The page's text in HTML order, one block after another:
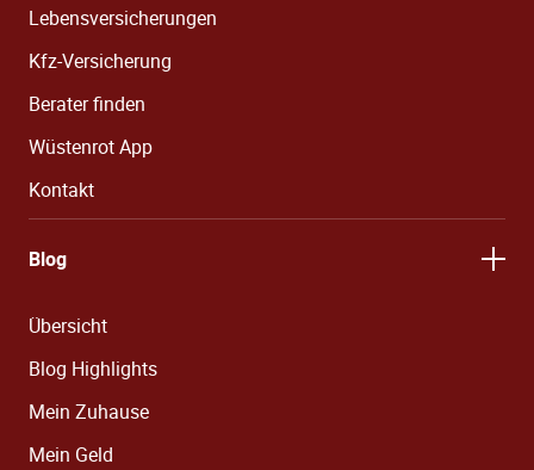
Lebensversicherungen
Kfz-Versicherung
Berater finden
Wüstenrot App
Kontakt
Blog
Übersicht
Blog Highlights
Mein Zuhause
Mein Geld